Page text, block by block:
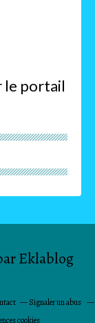
le portail
Eklablog
Signaler un abus
cookies